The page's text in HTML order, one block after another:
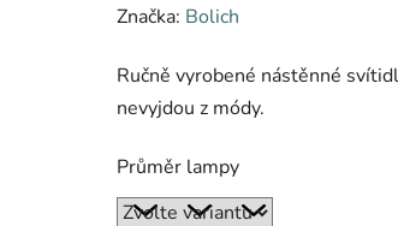
hodnocení
je
0,0
5
hvězdiček.
Značka: Bolich
Ručně vyrobené nástěnné
nevyjdou z módy.
Průměr lampy